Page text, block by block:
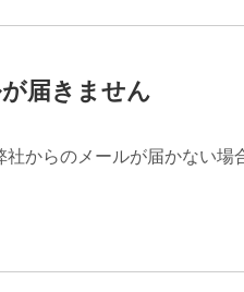
届きません
からのメールが届かない場